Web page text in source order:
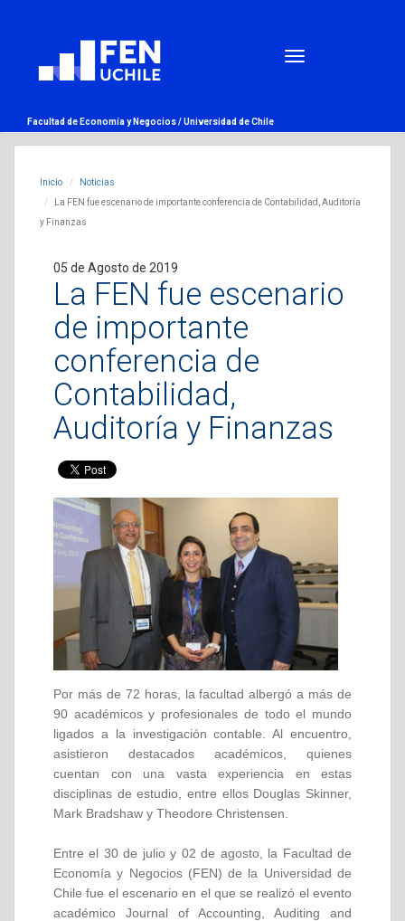
Facultad de Economía y Negocios /Universidad de Chile
Inicio
Noticias
La FEN fue escenario de importante conferencia de Contabilidad, Auditoría
y Finanzas
05 de Agosto de 2019
La FEN fue escenario
de importante
conferencia de
Contabilidad,
Auditoría y Finanzas
Por más de 72 horas, la facultad albergó a más de
90 académicos y profesionales de todo el mundo
ligados a la investigación contable. Al encuentro,
asistieron destacados académicos, quienes
cuentan con una vasta experiencia en estas
disciplinas de estudio, entre ellos Douglas Skinner,
Mark Bradshaw y Theodore Christensen.
Entre el 30 de julio y 02 de agosto, la Facultad de
Economía y Negocios (FEN) de la Universidad de
Chile fue el escenario en el que se realizó el evento
académico Journal of Accounting, Auditing and